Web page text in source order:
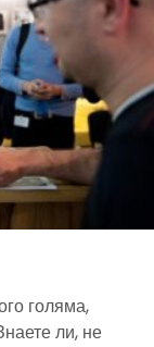
голяма,
ли, не